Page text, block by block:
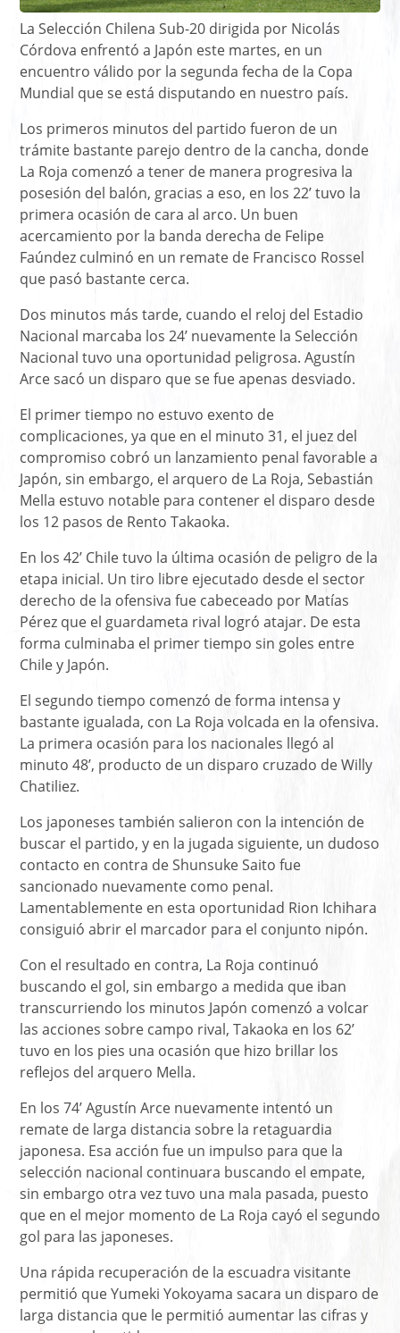
La Selección Chilena Sub-20 dirigida por Nicolás
Córdova enfrentó a Japón este martes, en un
encuentro válido por la segunda fecha de la Copa
Mundial que se está disputando en nuestro país.
Los primeros minutos del partido fueron de un
trámite bastante parejo dentro de la cancha, donde
La Roja comenzó a tener de manera progresiva la
posesión del balón, gracias a eso, en los 22’ tuvo la
primera ocasión de cara al arco. Un buen
acercamiento por la banda derecha de Felipe
Faúndez culminó en un remate de Francisco Rossel
que pasó bastante cerca.
Dos minutos más tarde, cuando el reloj del Estadio
Nacional marcaba los 24’ nuevamente la Selección
Nacional tuvo una oportunidad peligrosa. Agustín
Arce sacó un disparo que se fue apenas desviado.
El primer tiempo no estuvo exento de
complicaciones, ya que en el minuto 31, el juez del
compromiso cobró un lanzamiento penal favorable a
Japón, sin embargo, el arquero de La Roja, Sebastián
Mella estuvo notable para contener el disparo desde
los 12 pasos de Rento Takaoka.
En los 42’ Chile tuvo la última ocasión de peligro de la
etapa inicial. Un tiro libre ejecutado desde el sector
derecho de la ofensiva fue cabeceado por Matías
Pérez que el guardameta rival logró atajar. De esta
forma culminaba el primer tiempo sin goles entre
Chile y Japón.
El segundo tiempo comenzó de forma intensa y
bastante igualada, con La Roja volcada en la ofensiva.
La primera ocasión para los nacionales llegó al
minuto 48’, producto de un disparo cruzado de Willy
Chatiliez.
Los japoneses también salieron con la intención de
buscar el partido, y en la jugada siguiente, un dudoso
contacto en contra de Shunsuke Saito fue
sancionado nuevamente como penal.
Lamentablemente en esta oportunidad Rion Ichihara
consiguió abrir el marcador para el conjunto nipón.
Con el resultado en contra, La Roja continuó
buscando el gol, sin embargo a medida que iban
transcurriendo los minutos Japón comenzó a volcar
las acciones sobre campo rival, Takaoka en los 62’
tuvo en los pies una ocasión que hizo brillar los
reflejos del arquero Mella.
En los 74’ Agustín Arce nuevamente intentó un
remate de larga distancia sobre la retaguardia
japonesa. Esa acción fue un impulso para que la
selección nacional continuara buscando el empate,
sin embargo otra vez tuvo una mala pasada, puesto
que en el mejor momento de La Roja cayó el segundo
gol para las japoneses.
Una rápida recuperación de la escuadra visitante
permitió que Yumeki Yokoyama sacara un disparo de
larga distancia que le permitió aumentar las cifras y